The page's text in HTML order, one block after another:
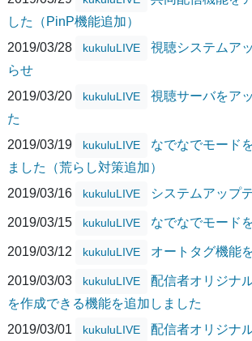
した（PinP機能追加）
2019/03/28
kukuluLIVE
視聴システムア
らせ
2019/03/20
kukuluLIVE
視聴サーバをア
た
2019/03/19
kukuluLIVE
なでなでモード
ました（荒らし対策追加）
2019/03/16
kukuluLIVE システムアップ
2019/03/15 kukuluLIVE なでなでモード
2019/03/12 kukuluLIVE オートタグ機能
2019/03/03 kukuluLIVE
配信者オリジナ
を作成できる機能を追加しました
2019/03/01
kukuluLIVE
配信者オリジナ